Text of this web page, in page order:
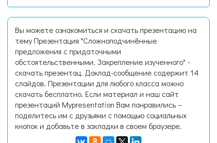
Вы можете ознакомиться и скачать презентацию на
тему Презентация "Сложноподчинённые
предложения с придаточными
обстоятельственными. Закрепление изученного" -
скачать презентац. Доклад-сообщение содержит 14
слайдов. Презентации для любого класса можно
скачать бесплатно. Если материал и наш сайт
презентаций Mypresentation Вам понравились –
поделитесь им с друзьями с помощью социальных
кнопок и добавьте в закладки в своем браузере.